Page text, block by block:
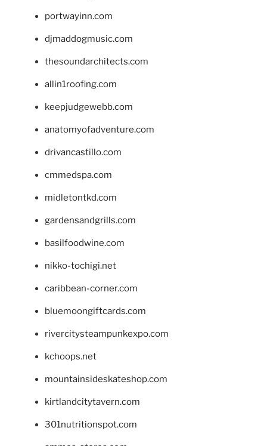
portwayinn.com
djmaddogmusic.com
thesoundarchitects.com
allin1roofing.com
keepjudgewebb.com
anatomyofadventure.com
drivancastillo.com
cmmedspa.com
midletontkd.com
gardensandgrills.com
basilfoodwine.com
nikko-tochigi.net
caribbean-corner.com
bluemoongiftcards.com
rivercitysteampunkexpo.com
kchoops.net
mountainsideskateshop.com
kirtlandcitytavern.com
301nutritionspot.com